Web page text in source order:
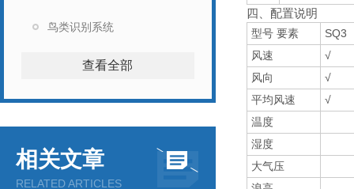
鸟类识别系统
查看全部
相关文章
RELATED ARTICLES
四、配置说明
型号 要素
SQ3
风速
√
风向
√
平均风速
√
温度
湿度
大气压